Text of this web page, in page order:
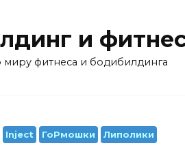
и
миру фитнеса и бодибилдинга
Inject ГоРмошки Липолики